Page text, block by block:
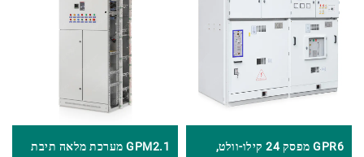
GPR6 מפסק 24 קילו-וולט,
GPM2.1 מערכת מלאה תיבת